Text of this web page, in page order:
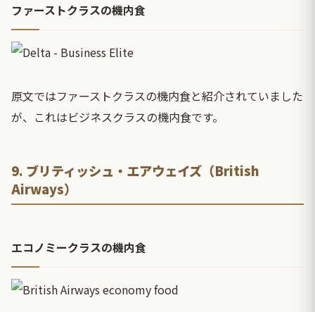
ファーストクラスの機内食
原文ではファーストクラスの機内食と紹介されていました
が、これはビジネスクラスの機内食です。
9. ブリティッシュ・エアウェイズ（British
Airways）
エコノミークラスの機内食